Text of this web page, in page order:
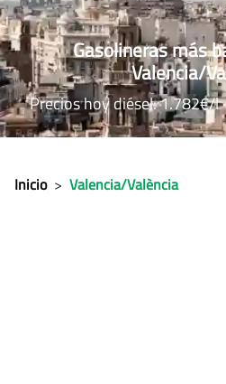
ÚLTIMAS MATRÍCULAS
FAVORITASGasolineras más
Valencia/
Precios hoy diésel: 1.782€/l
Inicio > Valencia/València